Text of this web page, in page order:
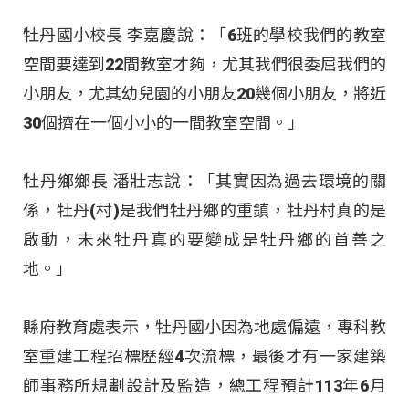
牡丹國小校長 李嘉慶說：「6班的學校我們的教室
空間要達到22間教室才夠，尤其我們很委屈我們的
小朋友，尤其幼兒園的小朋友20幾個小朋友，將近
30個擠在一個小小的一間教室空間。」
牡丹鄉鄉長 潘壯志說：「其實因為過去環境的關
係，牡丹(村)是我們牡丹鄉的重鎮，牡丹村真的是
啟動，未來牡丹真的要變成是牡丹鄉的首善之
地。」
縣府教育處表示，牡丹國小因為地處偏遠，專科教
室重建工程招標歷經4次流標，最後才有一家建築
師事務所規劃設計及監造，總工程預計113年6月